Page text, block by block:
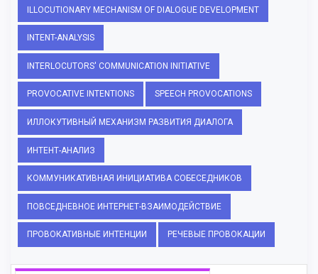
ILLOCUTIONARY MECHANISM OF DIALOGUE DEVELOPMENT
INTENT-ANALYSIS
INTERLOCUTORS' COMMUNICATION INITIATIVE
PROVOCATIVE INTENTIONS SPEECH PROVOCATIONS
ИЛЛОКУТИВНЫЙ МЕХАНИЗМ РАЗВИТИЯ ДИАЛОГА
ИНТЕНТ-АНАЛИЗ
КОММУНИКАТИВНАЯ ИНИЦИАТИВА СОБЕСЕДНИКОВ
ПОВСЕДНЕВНОЕ ИНТЕРНЕТ-ВЗАИМОДЕЙСТВИЕ
ПРОВОКАТИВНЫЕ ИНТЕНЦИИ РЕЧЕВЫЕ ПРОВОКАЦИИ